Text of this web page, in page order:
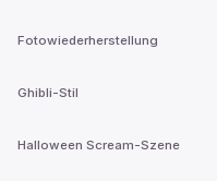
Fotowiederherstellung
Ghibli-Stil
Halloween Scream-Szene